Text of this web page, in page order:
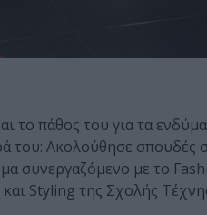
το πάθος του για τα
του: Ακολούθησε σπουδές
συνεργαζόμενο με το
Styling της Σχολής